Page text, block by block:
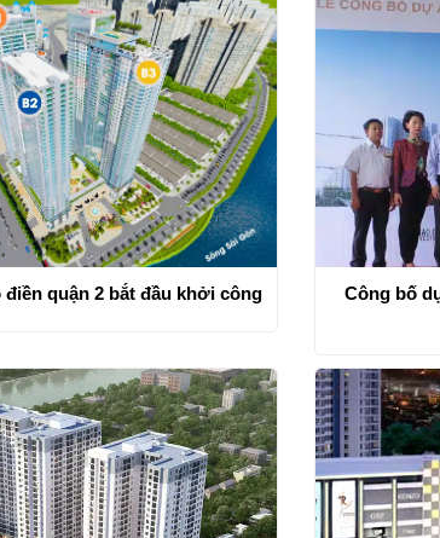
quận 2 bắt đầu khởi công
Công bố